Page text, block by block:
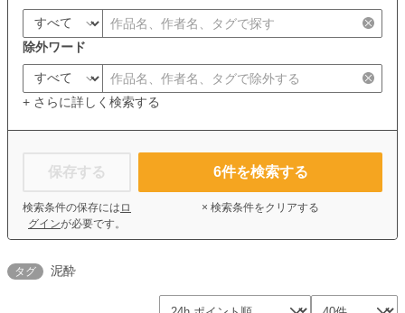
除外ワード
+ さらに詳しく検索する
保存する
検索条件の保存には ロ
グインが必要です。
6件を検索する
× 検索条件をクリアする
タグ 泥酔